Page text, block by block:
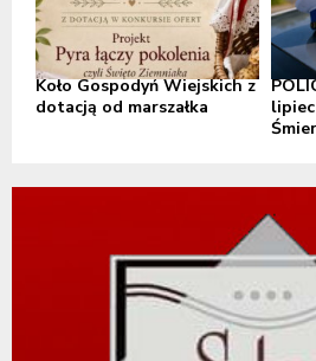
Koło Gospodyń Wiejskich z
dotacją od marszałka